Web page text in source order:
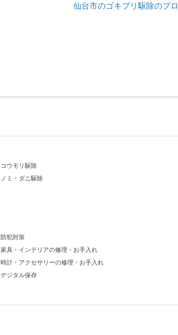
仙台市のゴキブリ駆除のプ
コウモリ駆除
ノミ・ダニ駆除
防犯対策
家具・インテリアの修理・お手入れ
時計・アクセサリーの修理・お手入れ
デジタル保存